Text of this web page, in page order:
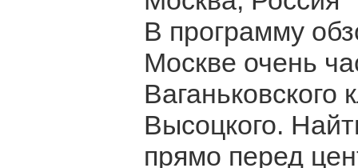
В программу
Москве очень
Высоцкого.
прямо перед